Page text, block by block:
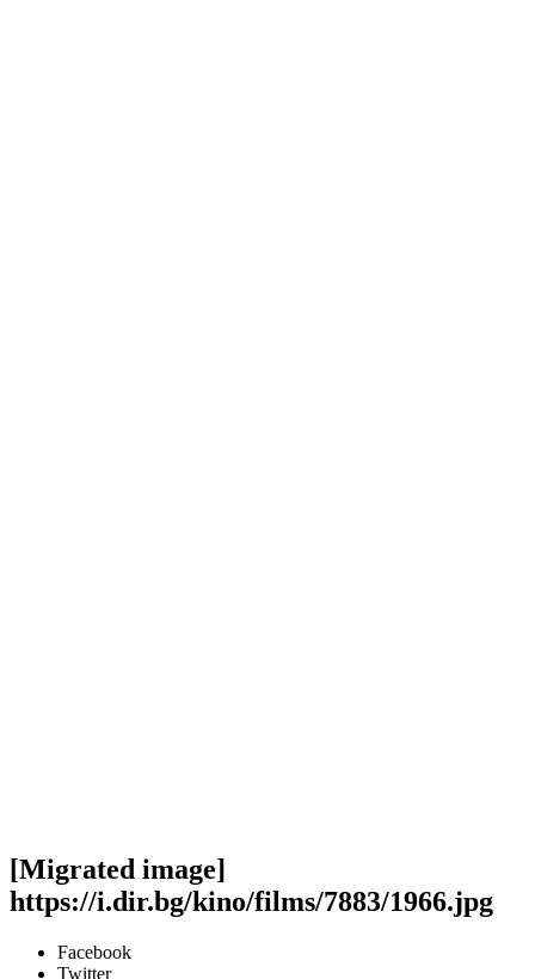
[Migrated image]
https://i.dir.bg/kino/films/7883/1966.jpg
Facebook
Twitter